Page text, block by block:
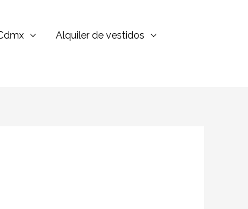
Alquiler de vestidos